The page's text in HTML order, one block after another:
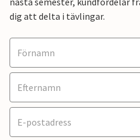
dig att delta i tävlingar.